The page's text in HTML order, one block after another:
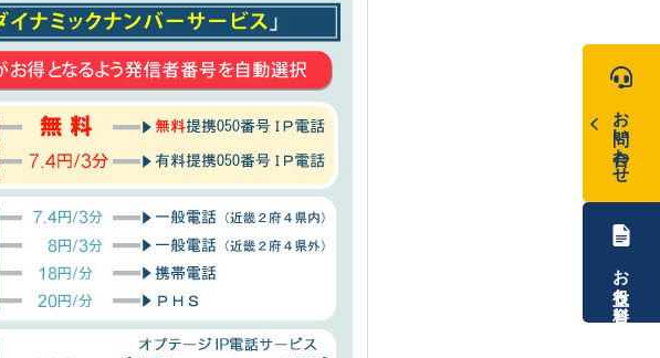
お問い合わせ
お役立ち資料